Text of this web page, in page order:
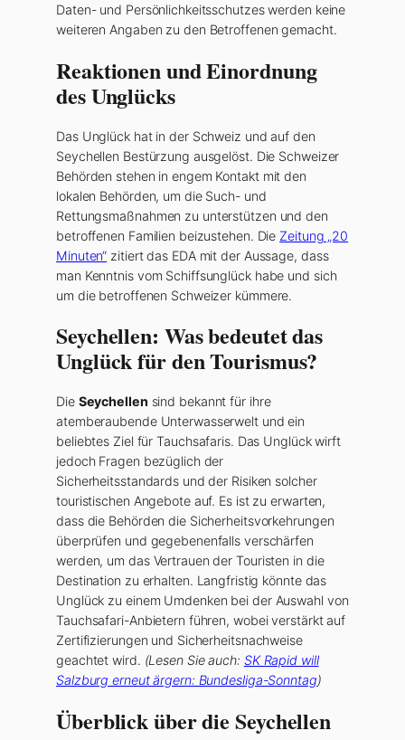
Daten- und Persönlichkeitsschutzes werden keine
weiteren Angaben zu den Betroffenen gemacht.
Reaktionen und Einordnung
des Unglücks
Das Unglück hat in der Schweiz und auf den
Seychellen Bestürzung ausgelöst. Die Schweizer
Behörden stehen in engem Kontakt mit den
lokalen Behörden, um die Such- und
Rettungsmaßnahmen zu unterstützen und den
betroffenen Familien beizustehen. Die Zeitung „20
Minuten“ zitiert das EDA mit der Aussage, dass
man Kenntnis vom Schiffsunglück habe und sich
um die betroffenen Schweizer kümmere.
Seychellen: Was bedeutet das
Unglück für den Tourismus?
Die Seychellen sind bekannt für ihre
atemberaubende Unterwasserwelt und ein
beliebtes Ziel für Tauchsafaris. Das Unglück wirft
jedoch Fragen bezüglich der
Sicherheitsstandards und der Risiken solcher
touristischen Angebote auf. Es ist zu erwarten,
dass die Behörden die Sicherheitsvorkehrungen
überprüfen und gegebenenfalls verschärfen
werden, um das Vertrauen der Touristen in die
Destination zu erhalten. Langfristig könnte das
Unglück zu einem Umdenken bei der Auswahl von
Tauchsafari-Anbietern führen, wobei verstärkt auf
Zertifizierungen und Sicherheitsnachweise
geachtet wird. (Lesen Sie auch: SK Rapid will
Salzburg erneut ärgern: Bundesliga-Sonntag)
Überblick über die Seychellen